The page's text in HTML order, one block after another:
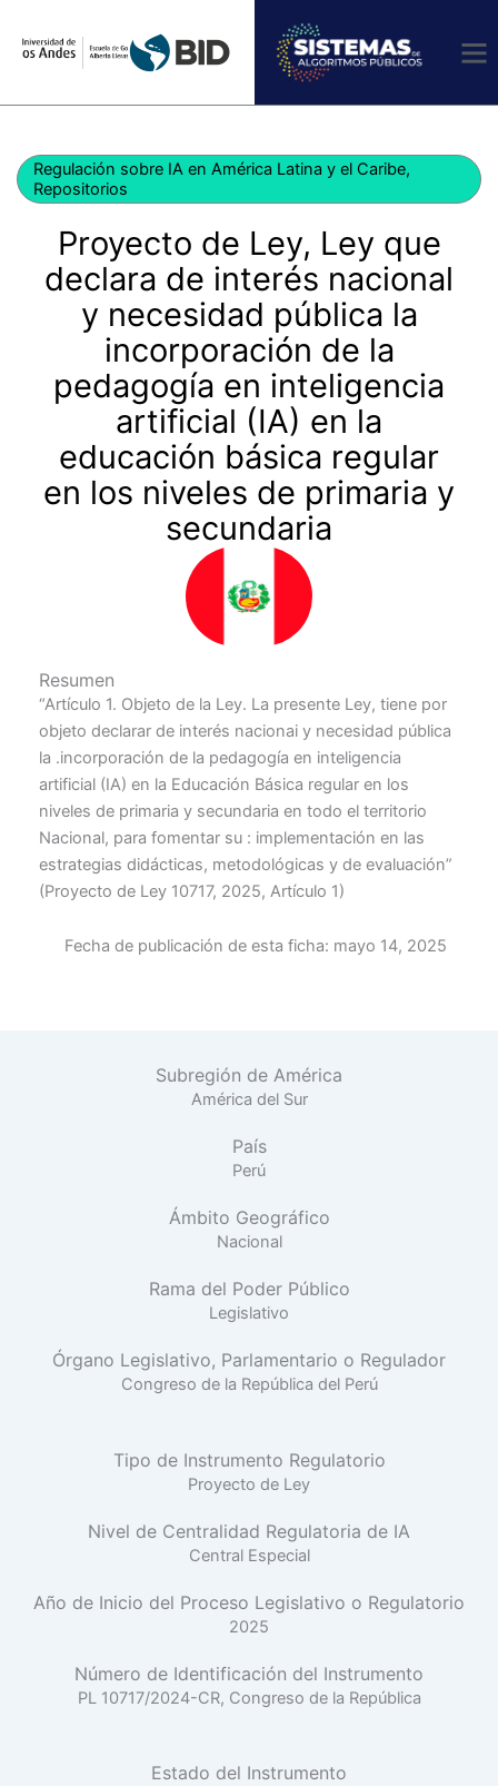
Regulación sobre IA en América Latina y el Caribe,
Repositorios
Proyecto de Ley, Ley que
declara de interés nacional
y necesidad pública la
incorporación de la
pedagogía en inteligencia
artificial (IA) en la
educación básica regular
en los niveles de primaria y
secundaria
Resumen
“Artículo 1. Objeto de la Ley. La presente Ley, tiene por
objeto declarar de interés nacionai y necesidad pública
la .incorporación de la pedagogía en inteligencia
artificial (IA) en la Educación Básica regular en los
niveles de primaria y secundaria en todo el territorio
Nacional, para fomentar su : implementación en las
estrategias didácticas, metodológicas y de evaluación”
(Proyecto de Ley 10717, 2025, Artículo 1)
Fecha de publicación de esta ficha: mayo 14, 2025
Subregión de América
América del Sur
País
Perú
Ámbito Geográfico
Nacional
Rama del Poder Público
Legislativo
Órgano Legislativo, Parlamentario o Regulador
Congreso de la República del Perú
Tipo de Instrumento Regulatorio
Proyecto de Ley
Nivel de Centralidad Regulatoria de IA
Central Especial
Año de Inicio del Proceso Legislativo o Regulatorio
2025
Número de Identificación del Instrumento
PL 10717/2024-CR, Congreso de la República
Estado del Instrumento